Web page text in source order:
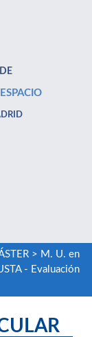
> M. U. en
- Evaluación